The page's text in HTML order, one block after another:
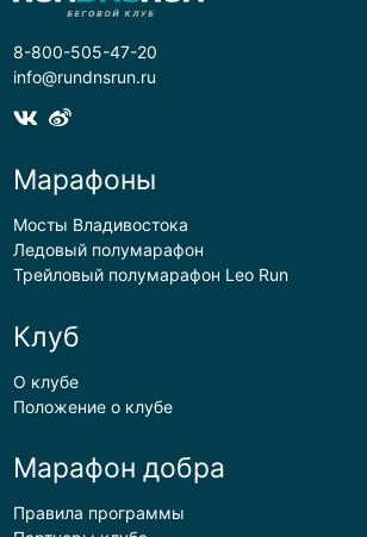
8-800-505-47-20
info@rundnsrun.ru
Марафоны
Мосты Владивостока
Ледовый полумарафон
Трейловый полумарафон Leo Run
Клуб
О клубе
Положение о клубе
Марафон добра
Правила программы